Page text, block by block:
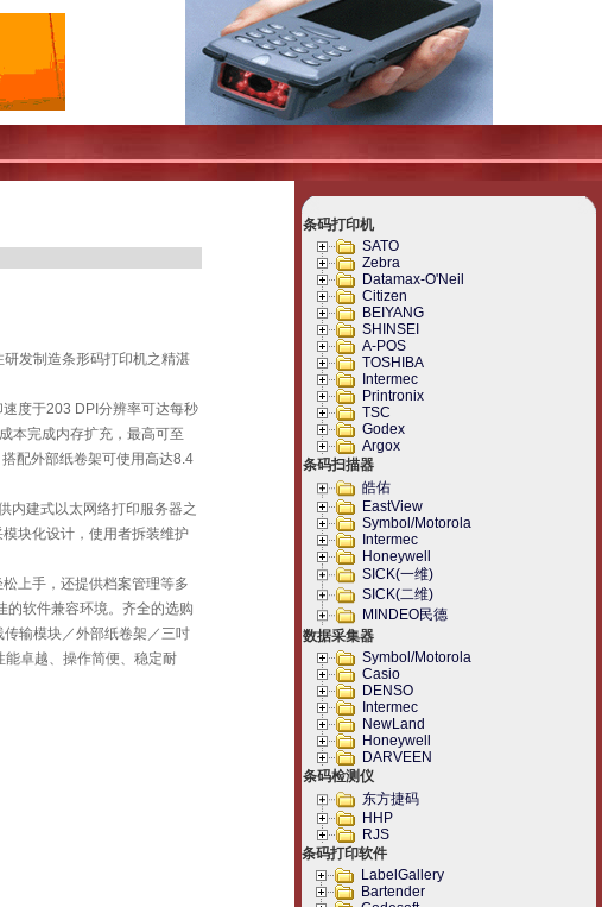
条码打印机
SATO
Zebra
Datamax-O'Neil
Citizen
BEIYANG
SHINSEI
A-POS
TOSHIBA
Intermec
Printronix
TSC
Godex
Argox
条码扫描器
皓佑
EastView
Symbol/Motorola
Intermec
Honeywell
SICK(一维)
SICK(二维)
MINDEO民德
数据采集器
Symbol/Motorola
Casio
DENSO
Intermec
NewLand
Honeywell
DARVEEN
条码检测仪
东方捷码
HHP
RJS
条码打印软件
LabelGallery
Bartender
发制造条形码打印机之精湛
度于203 DPI分辨率可达每秒
本完成内存扩充，最高可至
配外部纸卷架可使用高达8.4
内建式以太网络打印服务器之
块化设计，使用者拆装维护
上手，还提供档案管理等多
的软件兼容环境。齐全的选购
输模块／外部纸卷架／三吋
卓越、操作简便、稳定耐